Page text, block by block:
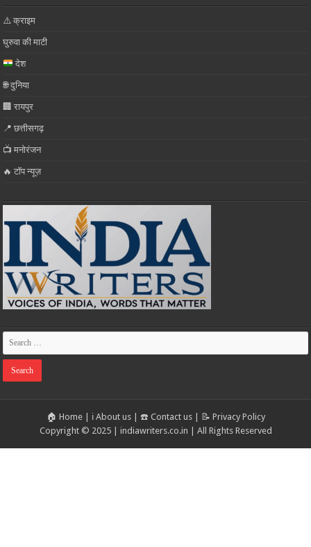
⚠️ क्राइम
घुरुवा की माटी
देश
🌐 दुनिया
🏢 रायपुर
📍 छत्तीसगढ़
📺 मनोरंजन
🔥 टॉप न्यूज़
🏠 Home| ℹ️ About us| ☎️ Contact us| 📝 Privacy Policy
Copyright © 2025 | indiawriters.co.in | All Rights Reserved